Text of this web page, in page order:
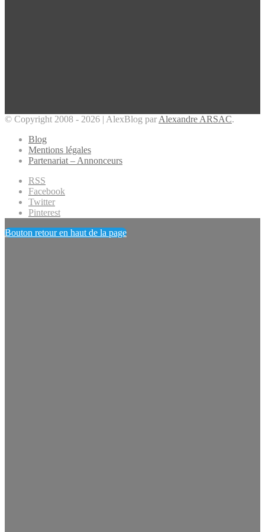
© Copyright 2008 - 2026 | AlexBlog par Alexandre ARSAC.
Blog
Mentions légales
Partenariat – Annonceurs
RSS
Facebook
Twitter
Pinterest
Bouton retour en haut de la page